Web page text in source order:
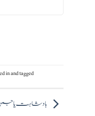
inand tagged
بادشاہت یا